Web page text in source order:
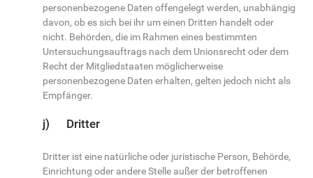
personenbezogene Daten offengelegt werden, unabhängig
davon, ob es sich bei ihr um einen Dritten handelt oder
nicht. Behörden, die im Rahmen eines bestimmten
Untersuchungsauftrags nach dem Unionsrecht oder dem
Recht der Mitgliedstaaten möglicherweise
personenbezogene Daten erhalten, gelten jedoch nicht als
Empfänger.
j) Dritter
Dritter ist eine natürliche oder juristische Person, Behörde,
Einrichtung oder andere Stelle außer der betroffenen